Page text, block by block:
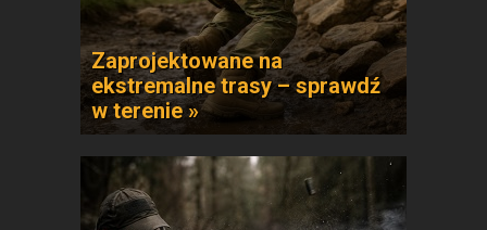
Zaprojektowane na
ekstremalne trasy – sprawdź
w terenie »